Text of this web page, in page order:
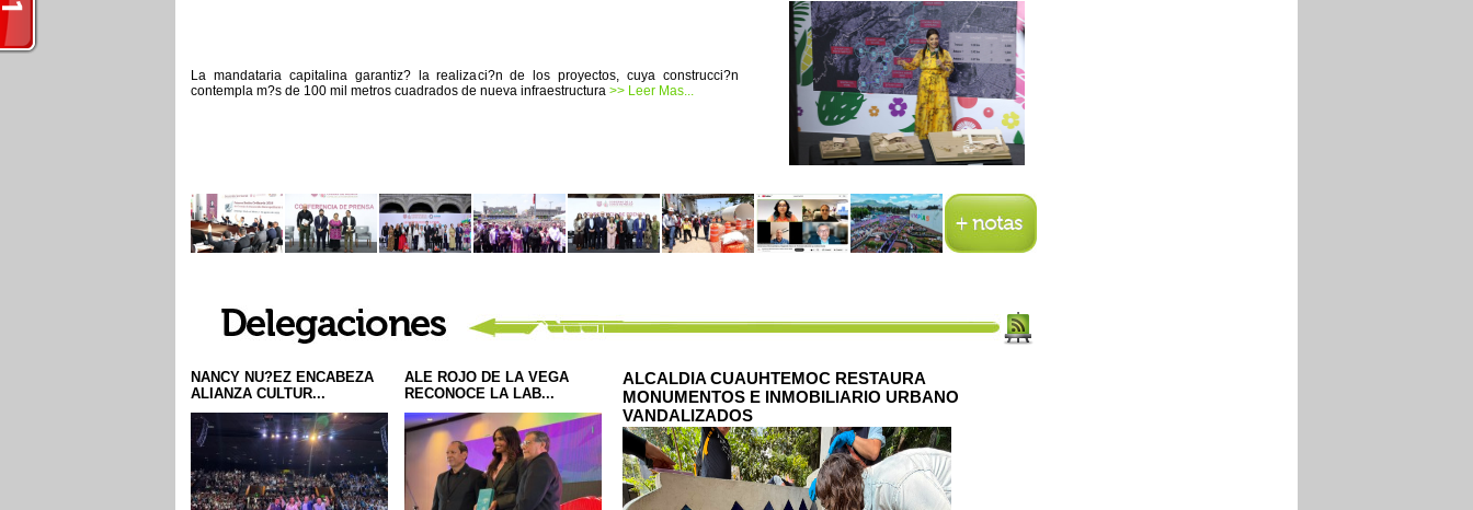
La mandataria capitalina garantiz? la realizaci?n de los proyectos, cuya construcci?n
contempla m?s de 100 mil metros cuadrados de nueva infraestructura >> Leer Mas...
NANCY NU?EZ ENCABEZA
ALIANZA CULTUR...
ALE ROJO DE LA VEGA
RECONOCE LA LAB...
ALCALDIA CUAUHTEMOC RESTAURA
MONUMENTOS E INMOBILIARIO URBANO
VANDALIZADOS